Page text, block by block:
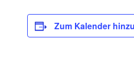
Zum Kalender